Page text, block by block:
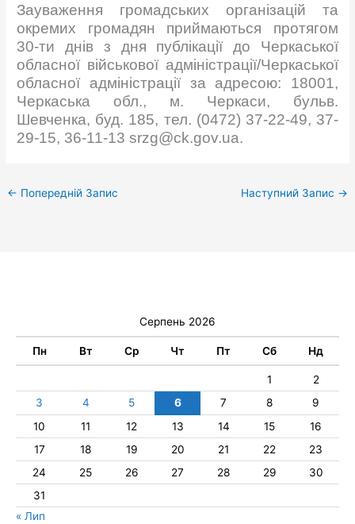
Зауваження громадських організацій та
окремих громадян приймаються протягом
30-ти днів з дня публікації до Черкаської
обласної військової адміністрації/Черкаської
обласної адміністрації за адресою: 18001,
Черкаська обл., м. Черкаси, бульв.
Шевченка, буд. 185, тел. (0472) 37-22-49, 37-
29-15, 36-11-13 srzg@ck.gov.ua.
← Попередній Запис Наступний Запис →
Серпень 2026
Пн Вт Ср Чт Пт Сб Нд
1
2
3
4 5 6 7 8
9
10
11 12 13 14 15
16
17
18 19 20 21 22
23
24
25 26 27 28 29
30
31
« Лип